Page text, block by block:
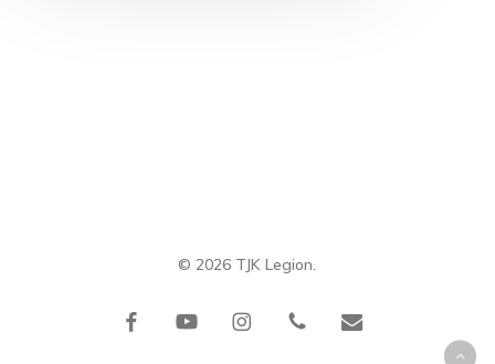
© 2026 TJK Legion.
facebookyoutube instagramphone email